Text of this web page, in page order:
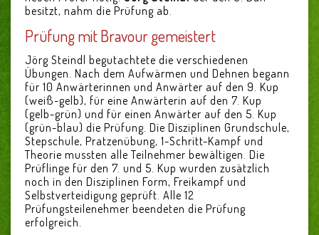
besitzt, nahm die Prüfung ab.
Prüfung mit Bravour gemeistert
Jörg Steindl begutachtete die verschiedenen
Übungen. Nach dem Aufwärmen und Dehnen begann
für 10 Anwärterinnen und Anwärter auf den 9. Kup
(weiß-gelb), für eine Anwärterin auf den 7. Kup
(gelb-grün) und für einen Anwärter auf den 5. Kup
(grün-blau) die Prüfung. Die Disziplinen Grundschule,
Stepschule, Pratzenübung, 1-Schritt-Kampf und
Theorie mussten alle Teilnehmer bewältigen. Die
Prüflinge für den 7. und 5. Kup wurden zusätzlich
noch in den Disziplinen Form, Freikampf und
Selbstverteidigung geprüft. Alle 12
Prüfungsteilenehmer beendeten die Prüfung
erfolgreich.